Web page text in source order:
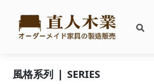
風格系列 ❘ SERIES